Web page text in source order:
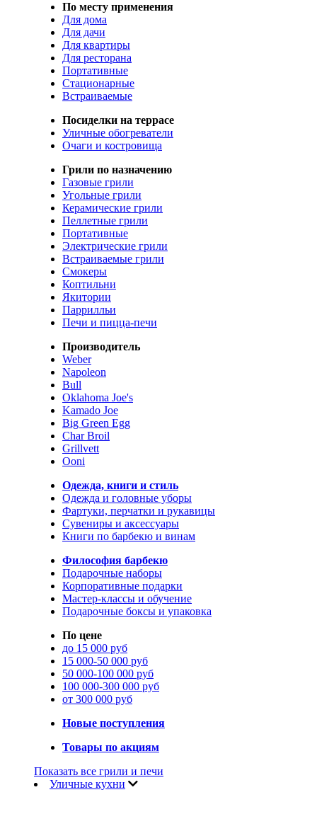
По месту применения
Для дома
Для дачи
Для квартиры
Для ресторана
Портативные
Стационарные
Встраиваемые
Посиделки на террасе
Уличные обогреватели
Очаги и костровища
Грили по назначению
Газовые грили
Угольные грили
Керамические грили
Пеллетные грили
Портативные
Электрические грили
Встраиваемые грили
Смокеры
Коптильни
Якитории
Паррилльи
Печи и пицца-печи
Производитель
Weber
Napoleon
Bull
Oklahoma Joe's
Kamado Joe
Big Green Egg
Char Broil
Grillvett
Ooni
Одежда, книги и стиль
Одежда и головные уборы
Фартуки, перчатки и рукавицы
Сувениры и аксессуары
Книги по барбекю и винам
Философия барбекю
Подарочные наборы
Корпоративные подарки
Мастер-классы и обучение
Подарочные боксы и упаковка
По цене
до 15 000 руб
15 000-50 000 руб
50 000-100 000 руб
100 000-300 000 руб
от 300 000 руб
Новые поступления
Товары по акциям
Показать все грили и печи
Уличные кухни